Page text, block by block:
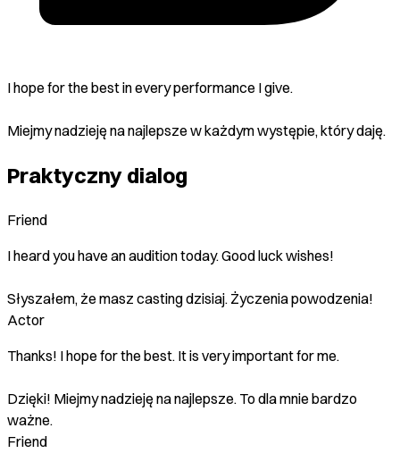
I hope for the best in every performance I give.
Miejmy nadzieję na najlepsze w każdym występie, który daję.
Praktyczny dialog
Friend
I heard you have an audition today. Good luck wishes!
Słyszałem, że masz casting dzisiaj. Życzenia powodzenia!
Actor
Thanks! I hope for the best. It is very important for me.
Dzięki! Miejmy nadzieję na najlepsze. To dla mnie bardzo
ważne.
Friend